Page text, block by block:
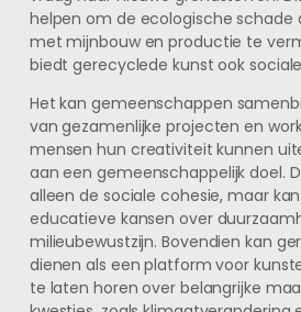
helpen om de ecologische schade
met mijnbouw en productie te
biedt gerecyclede kunst ook
Het kan gemeenschappen
van gezamenlijke projecten en
mensen hun creativiteit kunnen
aan een gemeenschappelijk doel.
alleen de sociale cohesie, maar
educatieve kansen over
milieubewustzijn. Bovendien kan
dienen als een platform voor
te laten horen over belangrijke